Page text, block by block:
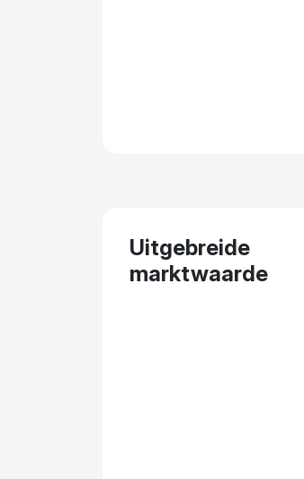
Uitgebreide
marktwaarde